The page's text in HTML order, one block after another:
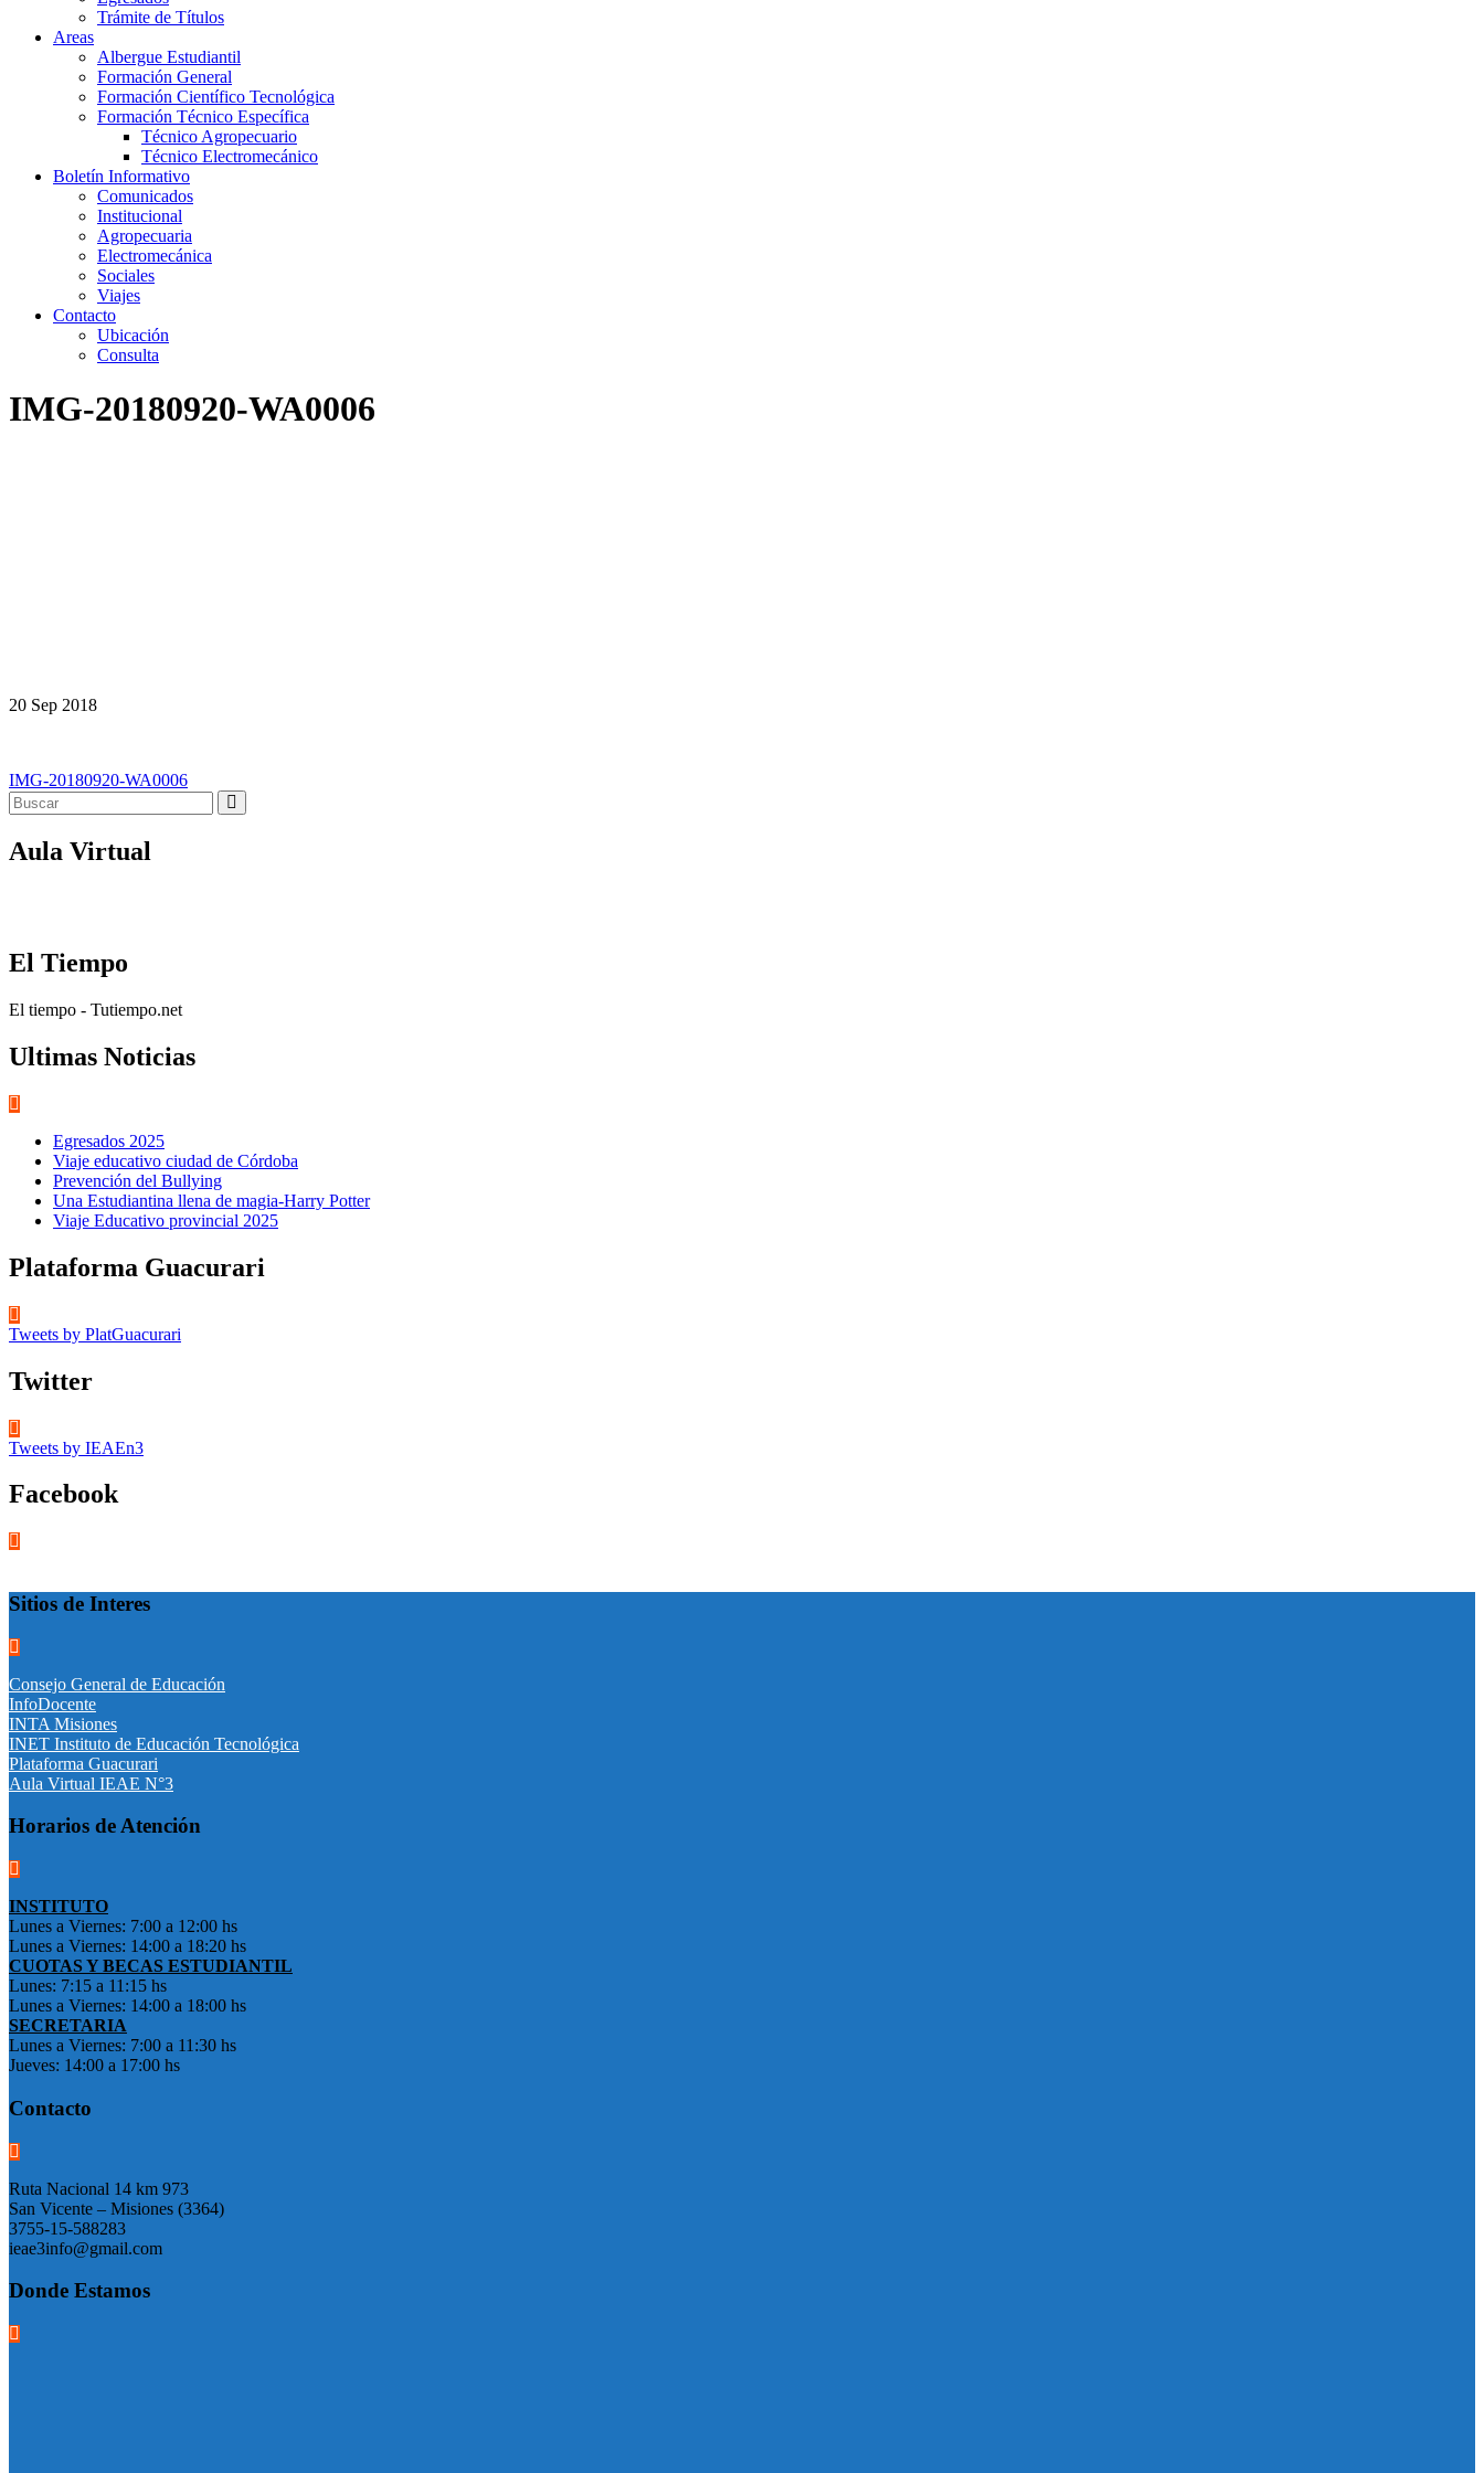
Trámite de Títulos
Areas
Albergue Estudiantil
Formación General
Formación Científico Tecnológica
Formación Técnico Específica
Técnico Agropecuario
Técnico Electromecánico
Boletín Informativo
Comunicados
Institucional
Agropecuaria
Electromecánica
Sociales
Viajes
Contacto
Ubicación
Consulta
IMG-20180920-WA0006
20 Sep 2018
Navegación
de
entradas
IMG-20180920-WA0006
Aula Virtual
El Tiempo
El tiempo - Tutiempo.net
Ultimas Noticias
Egresados 2025
Viaje educativo ciudad de Córdoba
Prevención del Bullying
Una Estudiantina llena de magia-Harry Potter
Viaje Educativo provincial 2025
Plataforma Guacurari
Tweets by PlatGuacurari
Twitter
Tweets by IEAEn3
Facebook
Sitios de Interes
Consejo General de Educación
InfoDocente
INTA Misiones
INET Instituto de Educación Tecnológica
Plataforma Guacurari
Aula Virtual IEAE N°3
Horarios de Atención
INSTITUTO
Lunes a Viernes: 7:00 a 12:00 hs
Lunes a Viernes: 14:00 a 18:20 hs
CUOTAS Y BECAS ESTUDIANTIL
Lunes: 7:15 a 11:15 hs
Lunes a Viernes: 14:00 a 18:00 hs
SECRETARIA
Lunes a Viernes: 7:00 a 11:30 hs
Jueves: 14:00 a 17:00 hs
Contacto
Ruta Nacional 14 km 973
San Vicente – Misiones (3364)
3755-15-588283
ieae3info@gmail.com
Donde Estamos